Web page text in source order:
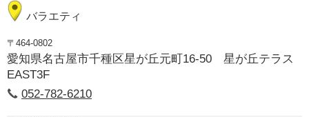
バラエティ
〒464-0802
愛知県名古屋市千種区星が丘元町16-50 星が丘テラス
EAST3F
052-782-6210